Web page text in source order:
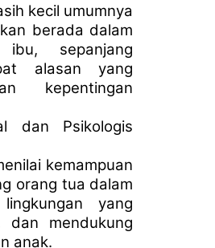
kecil umumnya
berada dalam
ibu, sepanjang
alasan yang
kepentingan
dan Psikologis
kemampuan
orang tua dalam
yang
dan mendukung
anak.